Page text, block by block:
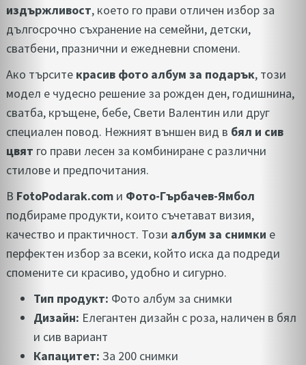
издържливост, което го прави отличен избор за
дългосрочно съхранение на семейни, детски,
сватбени, празнични и ежедневни спомени.
Ако търсите красив фото албум за подарък, този
модел е чудесно решение за рожден ден, годишнина,
сватба, кръщене, бебе, Свети Валентин или друг
специален повод. Нежният външен вид в бял и сив
цвят го прави лесен за комбиниране с различни
стилове и предпочитания.
В FotoPodarak.com и Фото-Гърбачев-Ямбол
подбираме продукти, които съчетават визия,
качество и практичност. Този албум за снимки е
перфектен избор за всеки, който иска да подреди
спомените си красиво, удобно и сигурно.
Тип продукт: Фото албум за снимки
Дизайн: Елегантен дизайн с роза, наличен в бял
и сив вариант
Капацитет: За 200 снимки